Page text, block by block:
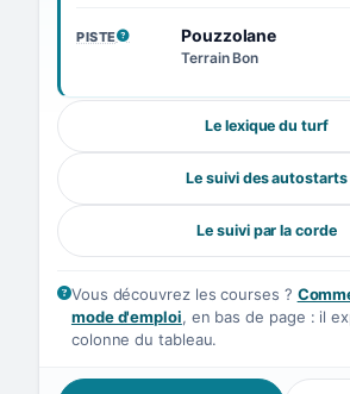
PISTE
, VOIR LA DÉFINITIONPouzzolane
Terrain Bon
Le lexique du turf
Le suivi des autostarts
Le suivi par la corde
Vous découvrez les courses ?
mode d'emploi, en bas de page : il
colonne du tableau.